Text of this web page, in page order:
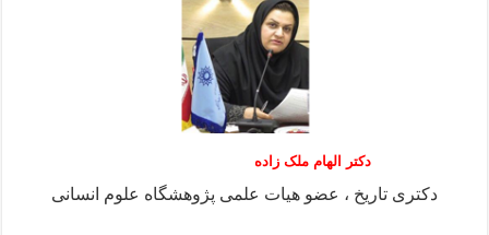
دکتر الهام ملک زاده
دکتری تاریخ ، عضو هیات علمی پژوهشگاه علوم انسانی